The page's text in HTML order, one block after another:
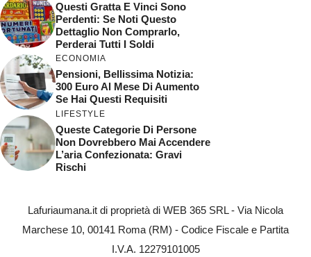
Questi Gratta E Vinci Sono
Perdenti: Se Noti Questo
Dettaglio Non Comprarlo,
Perderai Tutti I Soldi
ECONOMIA
Pensioni, Bellissima Notizia:
300 Euro Al Mese Di Aumento
Se Hai Questi Requisiti
LIFESTYLE
Queste Categorie Di Persone
Non Dovrebbero Mai Accendere
L’aria Confezionata: Gravi
Rischi
Lafuriaumana.it di proprietà di WEB 365 SRL - Via Nicola
Marchese 10, 00141 Roma (RM) - Codice Fiscale e Partita
I.V.A. 12279101005